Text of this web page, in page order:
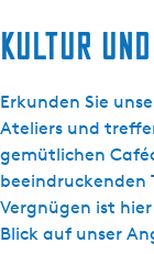
Kultur
Erkunden Sie
Ateliers und
gemütlichen
beeindruckenden
Vergnügen ist
Blick auf unser